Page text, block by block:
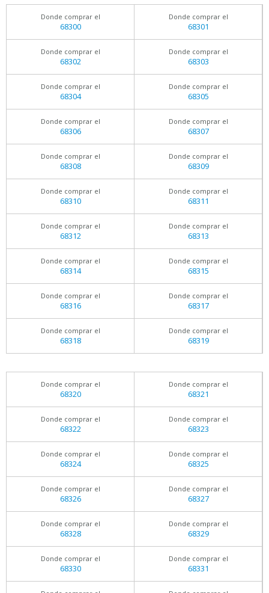
Donde comprar el
68300
Donde comprar el
68301
Donde comprar el
68302
Donde comprar el
68303
Donde comprar el
68304
Donde comprar el
68305
Donde comprar el
68306
Donde comprar el
68307
Donde comprar el
68308
Donde comprar el
68309
Donde comprar el
68310
Donde comprar el
68311
Donde comprar el
68312
Donde comprar el
68313
Donde comprar el
68314
Donde comprar el
68315
Donde comprar el
68316
Donde comprar el
68317
Donde comprar el
68318
Donde comprar el
68319
Donde comprar el
68320
Donde comprar el
68321
Donde comprar el
68322
Donde comprar el
68323
Donde comprar el
68324
Donde comprar el
68325
Donde comprar el
68326
Donde comprar el
68327
Donde comprar el
68328
Donde comprar el
68329
Donde comprar el
68330
Donde comprar el
68331